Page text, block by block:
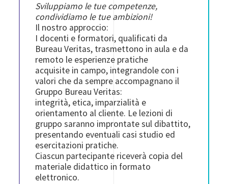
Sviluppiamo le tue competenze,
condividiamo le tue ambizioni!
Il nostro approccio:
I docenti e formatori, qualificati da
Bureau Veritas, trasmettono in aula e da
remoto le esperienze pratiche
acquisite in campo, integrandole con i
valori che da sempre accompagnano il
Gruppo Bureau Veritas:
integrità, etica, imparzialità e
orientamento al cliente. Le lezioni di
gruppo saranno improntate sul dibattito,
presentando eventuali casi studio ed
esercitazioni pratiche.
Ciascun partecipante riceverà copia del
materiale didattico in formato
elettronico.